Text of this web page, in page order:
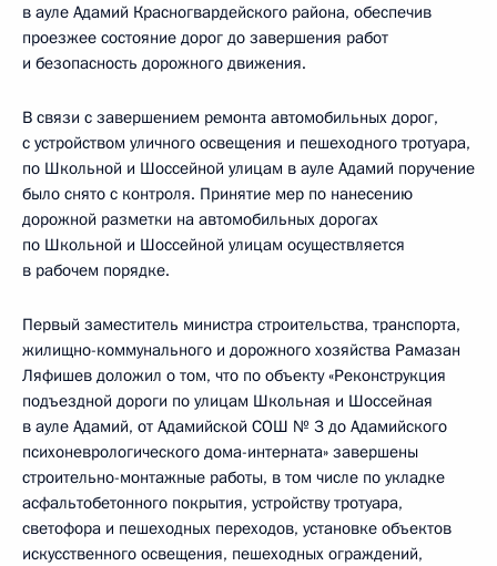
в ауле Адамий Красногвардейского района, обеспечив
проезжее состояние дорог до завершения работ
и безопасность дорожного движения.
В связи с завершением ремонта автомобильных дорог,
с устройством уличного освещения и пешеходного тротуара,
по Школьной и Шоссейной улицам в ауле Адамий поручение
было снято с контроля. Принятие мер по нанесению
дорожной разметки на автомобильных дорогах
по Школьной и Шоссейной улицам осуществляется
в рабочем порядке.
Первый заместитель министра строительства, транспорта,
жилищно-коммунального и дорожного хозяйства Рамазан
Ляфишев доложил о том, что по объекту «Реконструкция
подъездной дороги по улицам Школьная и Шоссейная
в ауле Адамий, от Адамийской СОШ № 3 до Адамийского
психоневрологического дома-интерната» завершены
строительно-монтажные работы, в том числе по укладке
асфальтобетонного покрытия, устройству тротуара,
светофора и пешеходных переходов, установке объектов
искусственного освещения, пешеходных ограждений,